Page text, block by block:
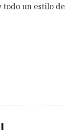
todo un estilo de